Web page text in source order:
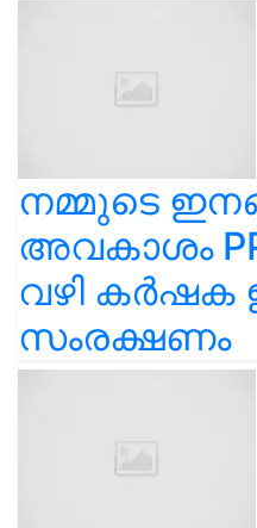
നമ്മുടെ
അവകാശം
വഴി കർഷക
സംരക്ഷണം